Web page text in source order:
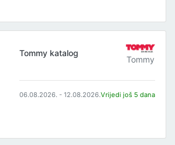
Tommy katalog
Tommy
06.08.2026. - 12.08.2026.Vrijedi još 5 dana